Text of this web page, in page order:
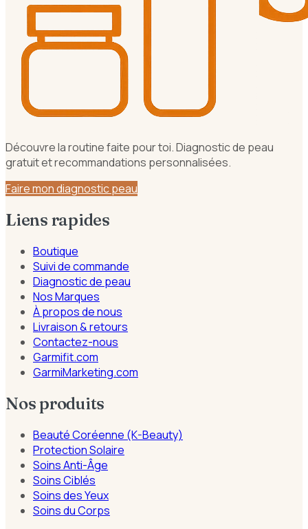
Découvre la routine faite pour toi. Diagnostic de peau
gratuit et recommandations personnalisées.
Faire mon diagnostic peau
Liens rapides
Boutique
Suivi de commande
Diagnostic de peau
Nos Marques
À propos de nous
Livraison & retours
Contactez-nous
Garmifit.com
GarmiMarketing.com
Nos produits
Beauté Coréenne (K-Beauty)
Protection Solaire
Soins Anti-Âge
Soins Ciblés
Soins des Yeux
Soins du Corps